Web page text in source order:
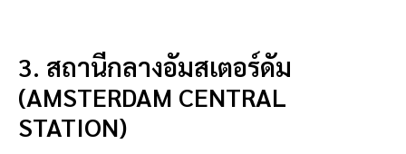
3. สถานีกลางอัมสเตอร์ดัม
(AMSTERDAM CENTRAL
STATION)